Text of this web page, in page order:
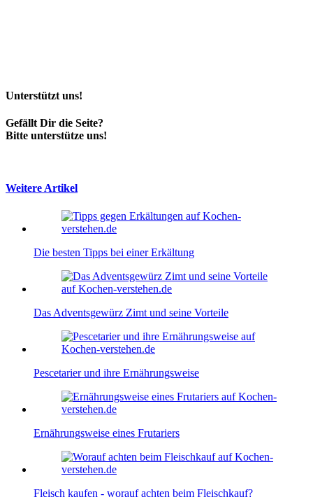
Unterstützt uns!
Gefällt Dir die Seite?
Bitte unterstütze uns!
Weitere Artikel
Die besten Tipps bei einer Erkältung
Das Adventsgewürz Zimt und seine Vorteile
Pescetarier und ihre Ernährungsweise
Ernährungsweise eines Frutariers
Fleisch kaufen - worauf achten beim Fleischkauf?